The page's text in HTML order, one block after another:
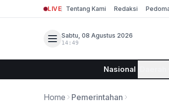
LIVE Tentang Kami Redaksi
Sabtu, 08 Agustus 2026
14:49
Nasional
Home Pemerintahan